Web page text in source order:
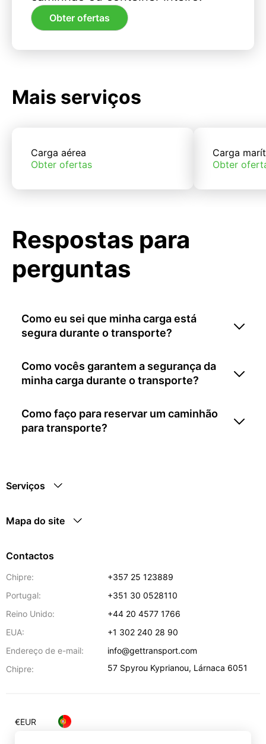
Obter ofertas
Mais serviços
Carga aérea
Obter ofertas
Carga
Obter
Respostas para
perguntas
Como eu sei que minha carga está
segura durante o transporte?
Como vocês garantem a segurança da
minha carga durante o transporte?
Como faço para reservar um caminhão
para transporte?
Serviços
Mapa do site
Contactos
Chipre:
+357 25 123889
Portugal:
+351 30 0528110
Reino Unido:
+44 20 4577 1766
EUA:
+1 302 240 28 90
Endereço de e-mail:
info@gettransport.com
Chipre:
57 Spyrou Kyprianou, Lárnaca 6051
€EUR